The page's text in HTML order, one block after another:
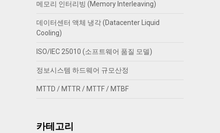
메모리 인터리빙 (Memory Interleaving)
데이터센터 액체 냉각 (Datacenter Liquid
Cooling)
ISO/IEC 25010 (소프트웨어 품질 모델)
정보시스템 하드웨어 규모산정
MTTD / MTTR / MTTF / MTBF
카테고리